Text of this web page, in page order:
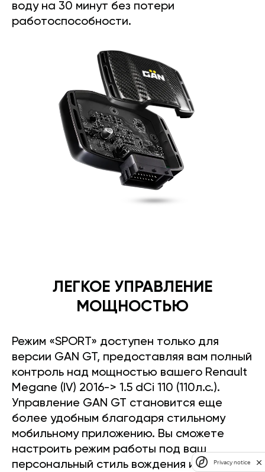
воду на 30 минут без потери
работоспособности.
ЛЕГКОЕ УПРАВЛЕНИЕ
МОЩНОСТЬЮ
Режим «SPORT» доступен только для
версии GAN GT, предоставляя вам полный
контроль над мощностью вашего Renault
Megane (IV) 2016-> 1.5 dCi 110 (110л.с.).
Управление GAN GT становится еще
более удобным благодаря стильному
мобильному приложению. Вы сможете
настроить режим работы под ваш
персональный стиль вождения и легкоPrivacy notice